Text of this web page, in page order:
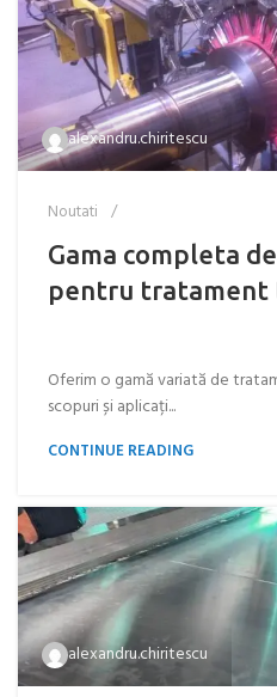
alexandru.chiritescu
Noutati
Gama completa
pentru tratament
Oferim o gamă variată de
scopuri și aplicați...
CONTINUE READING
alexandru.chiritescu